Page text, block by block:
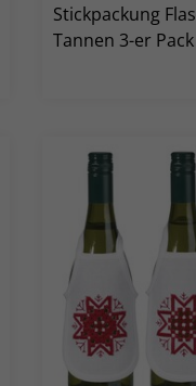
Stickpackung
Tannen 3-er Pack